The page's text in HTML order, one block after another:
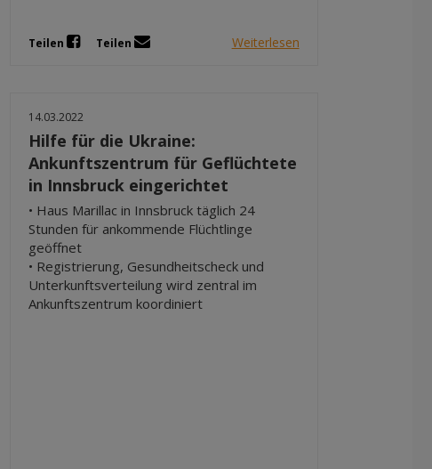
Teilen Teilen Weiterlesen
14.03.2022
Hilfe für die Ukraine:
Ankunftszentrum für Geflüchtete
in Innsbruck eingerichtet
• Haus Marillac in Innsbruck täglich 24
Stunden für ankommende Flüchtlinge
geöffnet
• Registrierung, Gesundheitscheck und
Unterkunftsverteilung wird zentral im
Ankunftszentrum koordiniert